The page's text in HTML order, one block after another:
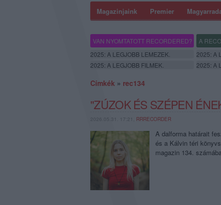
Magazinjaink Premier
VAN NYOMTATOTT RECORDERED? A
2025: A LEGJOBB LEMEZEK.
2025: A
2025: A LEGJOBB FILMEK.
2025: A
Címkék » rec134
"ZÚZOK ÉS SZÉPEN
2026.05.31. 17:21, RRRECORDER
A dalforma határait
és a Kálvin téri
magazin 134.